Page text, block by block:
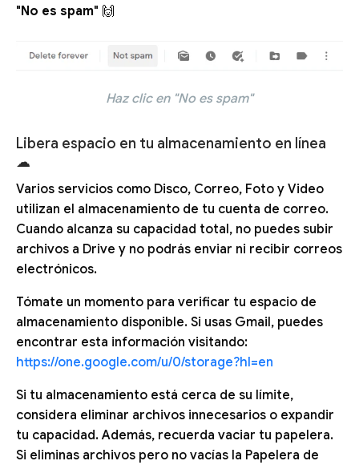
"No es spam" 🙌
Haz clic en "No es spam"
Libera espacio en tu almacenamiento en línea
☁
Varios servicios como Disco, Correo, Foto y Video
utilizan el almacenamiento de tu cuenta de correo.
Cuando alcanza su capacidad total, no puedes subir
archivos a Drive y no podrás enviar ni recibir correos
electrónicos.
Tómate un momento para verificar tu espacio de
almacenamiento disponible. Si usas Gmail, puedes
encontrar esta información visitando:
https://one.google.com/u/0/storage?hl=en
Si tu almacenamiento está cerca de su límite,
considera eliminar archivos innecesarios o expandir
tu capacidad. Además, recuerda vaciar tu papelera.
Si eliminas archivos pero no vacías la Papelera de